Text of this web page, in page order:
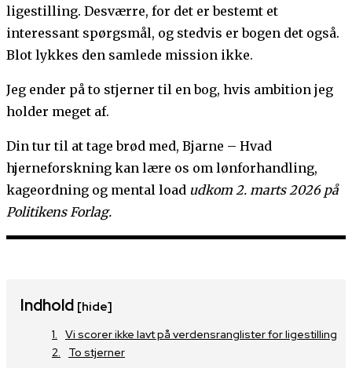
ligestilling. Desværre, for det er bestemt et
interessant spørgsmål, og stedvis er bogen det også.
Blot lykkes den samlede mission ikke.
Jeg ender på to stjerner til en bog, hvis ambition jeg
holder meget af.
Din tur til at tage brød med, Bjarne – Hvad
hjerneforskning kan lære os om lønforhandling,
kageordning og mental load udkom 2. marts 2026 på
Politikens Forlag.
Indhold [hide]
Vi scorer ikke lavt på verdensranglister for ligestilling
To stjerner